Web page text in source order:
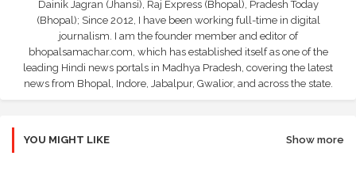
Dainik Jagran (Jhansi), Raj Express (Bhopal), Pradesh Today
(Bhopal); Since 2012, I have been working full-time in digital
journalism. I am the founder member and editor of
bhopalsamachar.com, which has established itself as one of the
leading Hindi news portals in Madhya Pradesh, covering the latest
news from Bhopal, Indore, Jabalpur, Gwalior, and across the state.
YOU MIGHT LIKE Show more